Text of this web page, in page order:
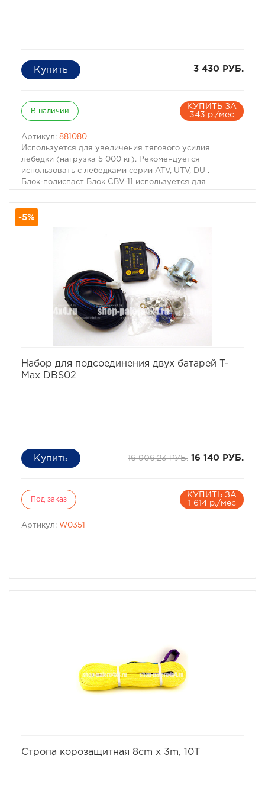
3 430 РУБ.
В наличии
КУПИТЬ ЗА
343 р./мес
Артикул: 881080
Используется для увеличения тягового усилия
лебедки (нагрузка 5 000 кг). Рекомендуется
использовать с лебедками серии ATV, UTV, DU .
Блок-полиспаст Блок CBV-11 используется для
сам блок закрепить за дерево или другой
неподвижный объект. Затем крюк с тросом зацепить
ее тяговое усилие увеличилось в два раза.
-5%
Набор для подсоединения двух батарей T-
Max DBS02
16 906,23 РУБ. 16 140 РУБ.
Под заказ
КУПИТЬ ЗА
1 614 р./мес
Артикул: W0351
Стропа корозащитная 8cm x 3m, 10T